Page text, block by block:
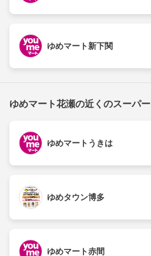
ゆめマート新下関
ゆめマート花瀬の近くのスーパー
ゆめマートうきは
ゆめタウン博多
ゆめマート赤間